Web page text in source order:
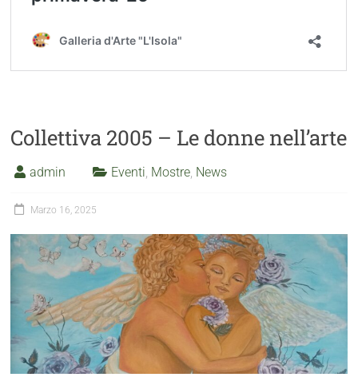
Collettiva 2005 – Le donne nell’arte
admin Eventi, Mostre, News
Marzo 16, 2025